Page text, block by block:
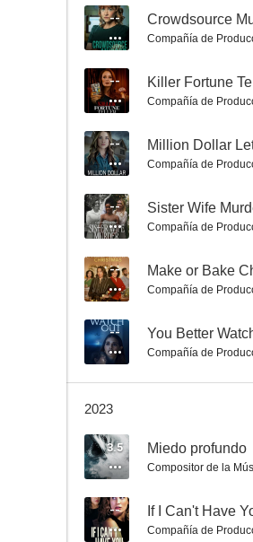
De escapada
6.1
Un desliz fatal
Una mala elección
6.0
-- Crowdsource
Compañía de
-- Killer Fortune
Compañía de
-- Million Dollar
Compañía de
-- Sister Wife
Compañía de
-- Make or Bake
Compañía de
-- You Better
Compañía de
2023
3.5 Miedo profundo
Compositor de la
-- If I Can't Have
Compañía de